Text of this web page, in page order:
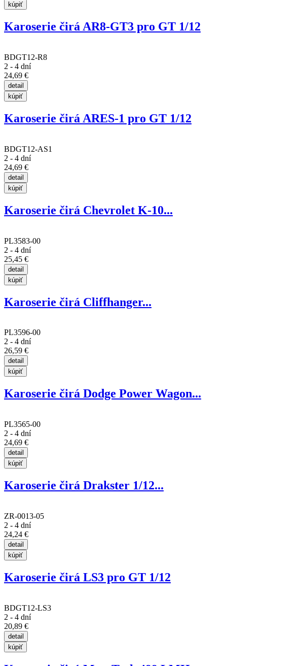
Karoserie čirá AR8-GT3 pro GT 1/12
BDGT12-R8
2 - 4 dní
24,69 €
Karoserie čirá ARES-1 pro GT 1/12
BDGT12-AS1
2 - 4 dní
24,69 €
Karoserie čirá Chevrolet K-10...
PL3583-00
2 - 4 dní
25,45 €
Karoserie čirá Cliffhanger...
PL3596-00
2 - 4 dní
26,59 €
Karoserie čirá Dodge Power Wagon...
PL3565-00
2 - 4 dní
24,69 €
Karoserie čirá Drakster 1/12...
ZR-0013-05
2 - 4 dní
24,24 €
Karoserie čirá LS3 pro GT 1/12
BDGT12-LS3
2 - 4 dní
20,89 €